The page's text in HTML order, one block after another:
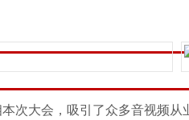
次大会，吸引了众多音视频从